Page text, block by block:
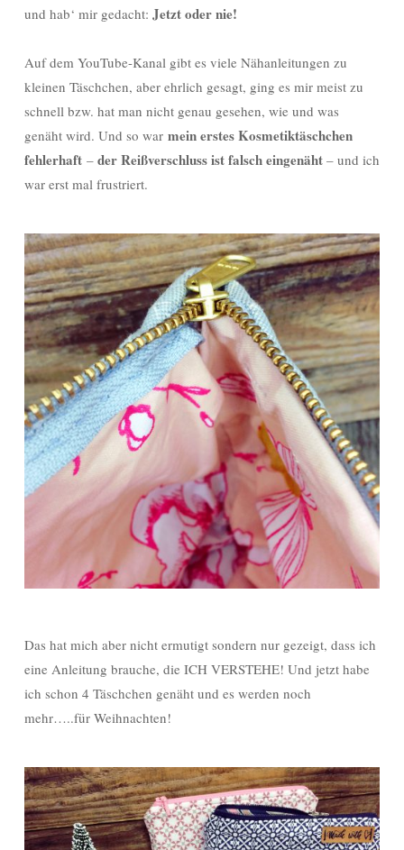
und hab‘ mir gedacht: Jetzt oder nie!
Auf dem YouTube-Kanal gibt es viele Nähanleitungen zu
kleinen Täschchen, aber ehrlich gesagt, ging es mir meist zu
schnell bzw. hat man nicht genau gesehen, wie und was
genäht wird. Und so war mein erstes Kosmetiktäschchen
fehlerhaft – der Reißverschluss ist falsch eingenäht – und ich
war erst mal frustriert.
Das hat mich aber nicht ermutigt sondern nur gezeigt, dass ich
eine Anleitung brauche, die ICH VERSTEHE! Und jetzt habe
ich schon 4 Täschchen genäht und es werden noch
mehr…..für Weihnachten!